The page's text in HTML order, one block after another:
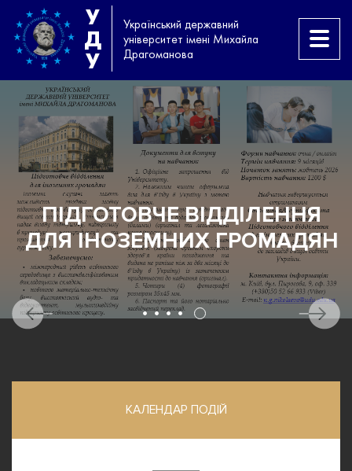
У
Д
У
Український державний
університет імені Михайла
Драгоманова
ПІДГОТОВЧЕ ВІДДІЛЕННЯ
ДЛЯ ІНОЗЕМНИХ ГРОМАДЯН
КАЛЕНДАР ПОДІЙ